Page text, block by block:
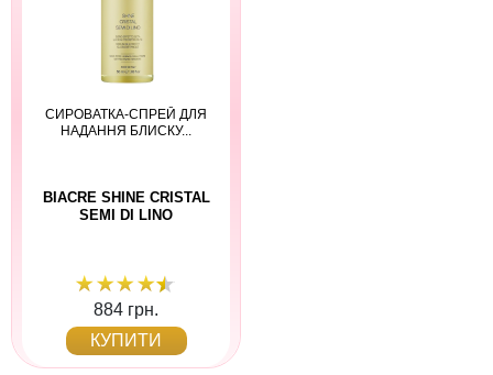
СИРОВАТКА-СПРЕЙ ДЛЯ
НАДАННЯ БЛИСКУ...
BIACRE SHINE CRISTAL
SEMI DI LINO
884 грн.
КУПИТИ